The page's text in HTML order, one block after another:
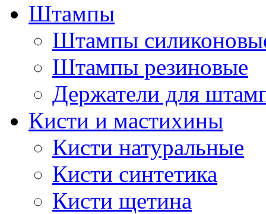
Штампы
Штампы
Штампы резиновые
Держатели для
Кисти и мастихины
Кисти натуральные
Кисти синтетика
Кисти щетина